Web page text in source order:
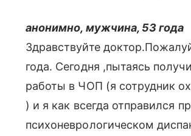
анонимно, мужчина, 53 года
Здравствуйте
года. Сегодня ,пытаясь
работы в ЧОП (я сотрудник
) и я как всегда отправился
психоневрологическом